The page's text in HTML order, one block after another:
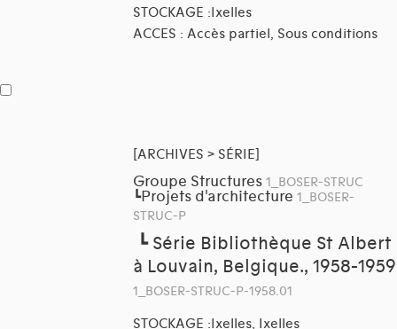
STOCKAGE :Ixelles
ACCES : Accès partiel, Sous conditions
[ARCHIVES > SÉRIE]
Groupe Structures 1_BOSER-STRUC
┗Projets d'architecture 1_BOSER-
STRUC-P
┗ Série Bibliothèque St Albert
à Louvain, Belgique., 1958-1959
1_BOSER-STRUC-P-1958.01
STOCKAGE :Ixelles, Ixelles